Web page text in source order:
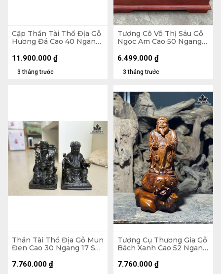
Cặp Thần Tài Thổ Địa Gỗ
Hương Đá Cao 40 Ngang
3 tháng trước
11.900.000 ₫
Tượng Cô Võ Thị Sáu Gỗ
Ngọc Am Cao 50 Ngang
3 tháng trước
6.499.000 ₫
Thần Tài Thổ Địa Gỗ Mun
Đen Cao 30 Ngang 17 Sâu
7.760.000 ₫
Tượng Cụ Thương Gia Gỗ
Bách Xanh Cao 52 Ngang
7.760.000 ₫